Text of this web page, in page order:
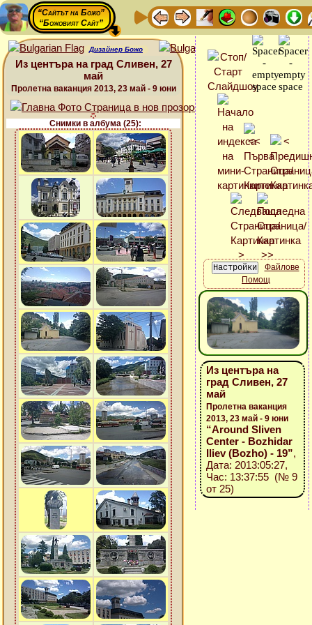
“Сайтът на Божо”
“Божовият Сайт”
Дизайнер Божо
Из центъра на град Сливен, 27
май
Пролетна ваканция 2013, 23 май - 9 юни
Снимки в албума (25):
Файлове
Помощ
Из центъра на
град Сливен, 27
май
Пролетна ваканция
2013, 23 май - 9 юни
“Around Sliven
Center - Bozhidar
Iliev (Bozho) - 19”,
Дата: 2013:05:27,
Час: 13:37:55 (№ 9
от 25)